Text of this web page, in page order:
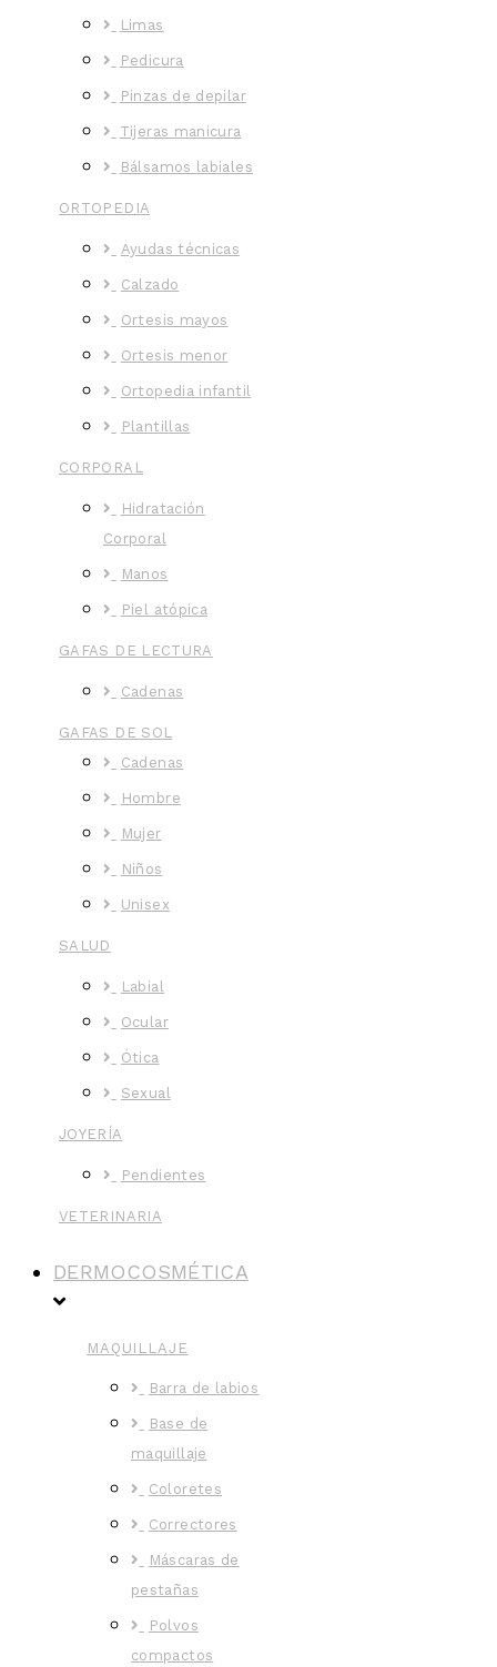
Limas
Pedicura
Pinzas de depilar
Tijeras manicura
Bálsamos labiales
ORTOPEDIA
Ayudas técnicas
Calzado
Ortesis mayos
Ortesis menor
Ortopedia infantil
Plantillas
CORPORAL
Hidratación
Corporal
Manos
Piel atópica
GAFAS DE LECTURA
Cadenas
GAFAS DE SOL
Cadenas
Hombre
Mujer
Niños
Unisex
SALUD
Labial
Ocular
Ótica
Sexual
JOYERÍA
Pendientes
VETERINARIA
DERMOCOSMÉTICA
MAQUILLAJE
Barra de labios
Base de
maquillaje
Coloretes
Correctores
Máscaras de
pestañas
Polvos
compactos